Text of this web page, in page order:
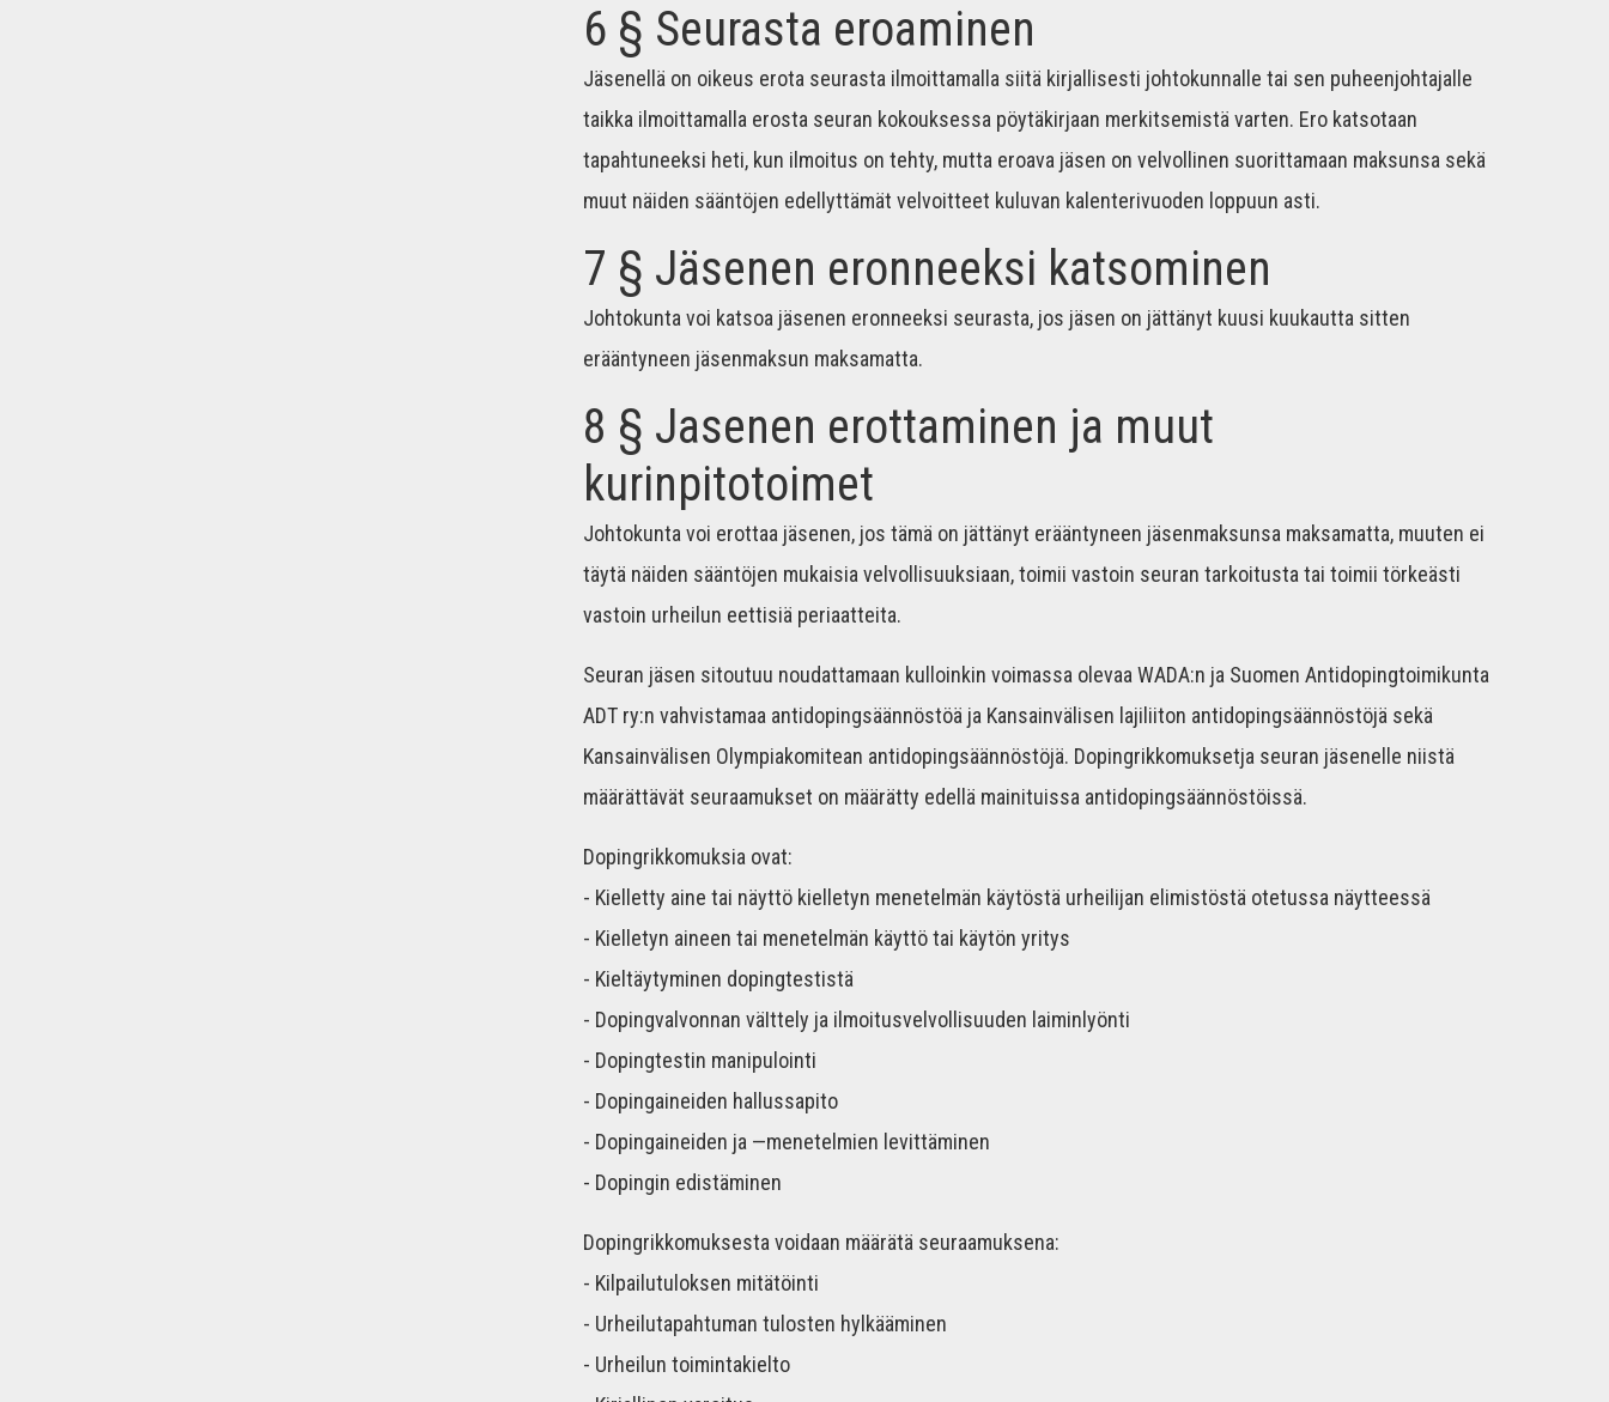
6 § Seurasta eroaminen
Jäsenellä on oikeus erota seurasta ilmoittamalla siitä kirjallisesti johtokunnalle tai sen puheenjohtajalle
taikka ilmoittamalla erosta seuran kokouksessa pöytäkirjaan merkitsemistä varten. Ero katsotaan
tapahtuneeksi heti, kun ilmoitus on tehty, mutta eroava jäsen on velvollinen suorittamaan maksunsa sekä
muut näiden sääntöjen edellyttämät velvoitteet kuluvan kalenterivuoden loppuun asti.
7 § Jäsenen eronneeksi katsominen
Johtokunta voi katsoa jäsenen eronneeksi seurasta, jos jäsen on jättänyt kuusi kuukautta sitten
erääntyneen jäsenmaksun maksamatta.
8 § Jasenen erottaminen ja muut
kurinpitotoimet
Johtokunta voi erottaa jäsenen, jos tämä on jättänyt erääntyneen jäsenmaksunsa maksamatta, muuten ei
täytä näiden sääntöjen mukaisia velvollisuuksiaan, toimii vastoin seuran tarkoitusta tai toimii törkeästi
vastoin urheilun eettisiä periaatteita.
Seuran jäsen sitoutuu noudattamaan kulloinkin voimassa olevaa WADA:n ja Suomen Antidopingtoimikunta
ADT ry:n vahvistamaa antidopingsäännöstöä ja Kansainvälisen lajiliiton antidopingsäännöstöjä sekä
Kansainvälisen Olympiakomitean antidopingsäännöstöjä. Dopingrikkomuksetja seuran jäsenelle niistä
määrättävät seuraamukset on määrätty edellä mainituissa antidopingsäännöstöissä.
Dopingrikkomuksia ovat:
- Kielletty aine tai näyttö kielletyn menetelmän käytöstä urheilijan elimistöstä otetussa näytteessä
- Kielletyn aineen tai menetelmän käyttö tai käytön yritys
- Kieltäytyminen dopingtestistä
- Dopingvalvonnan väIttely ja ilmoitusvelvollisuuden laiminlyönti
- Dopingtestin manipulointi
- Dopingaineiden hallussapito
- Dopingaineiden ja —menetelmien levittäminen
- Dopingin edistäminen
Dopingrikkomuksesta voidaan määrätä seuraamuksena:
- Kilpailutuloksen mitätöinti
- Urheilutapahtuman tulosten hylkääminen
- Urheilun toimintakielto